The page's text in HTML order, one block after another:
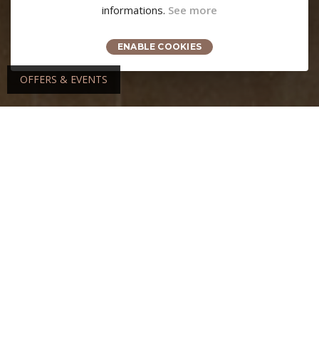
OFFERS & EVENTS
informations. See more
ENABLE COOKIES